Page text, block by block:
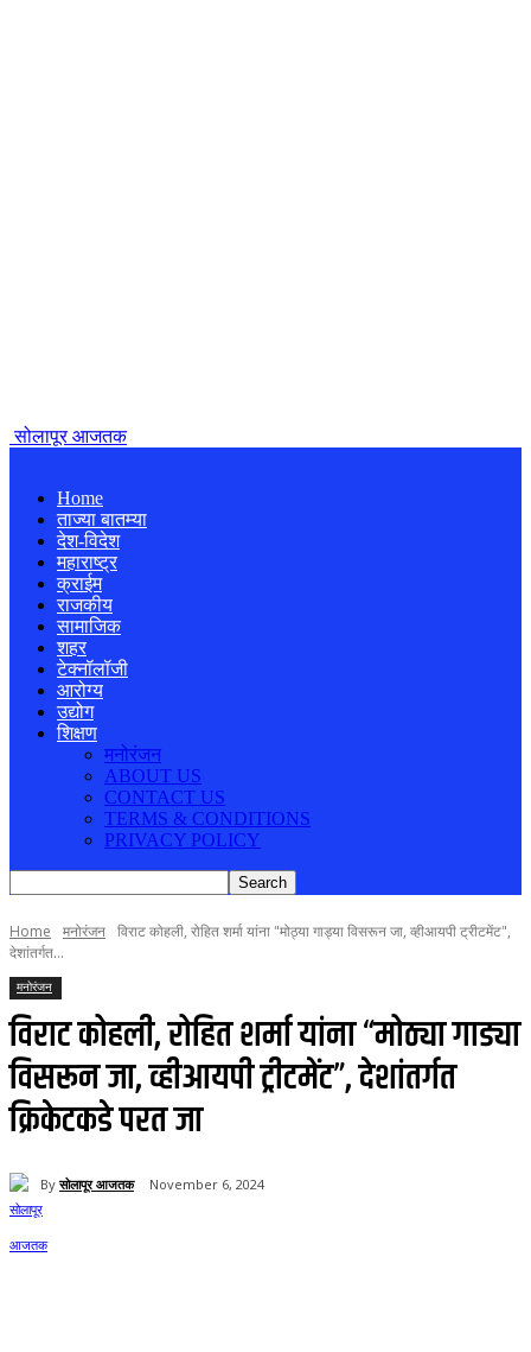
सोलापूर आजतक
Home
ताज्या बातम्या
देश-विदेश
महाराष्ट्र
क्राईम
राजकीय
सामाजिक
शहर
टेक्नॉलॉजी
आरोग्य
उद्योग
शिक्षण
मनोरंजन
ABOUT US
CONTACT US
TERMS & CONDITIONS
PRIVACY POLICY
Home मनोरंजन विराट कोहली, रोहित शर्मा यांना "मोठ्या गाड्या विसरून जा, व्हीआयपी ट्रीटमेंट",
देशांतर्गत...
मनोरंजन
विराट कोहली, रोहित शर्मा यांना “मोठ्या गाड्या
विसरून जा, व्हीआयपी ट्रीटमेंट”, देशांतर्गत
क्रिकेटकडे परत जा
By सोलापूर आजतक November 6, 2024